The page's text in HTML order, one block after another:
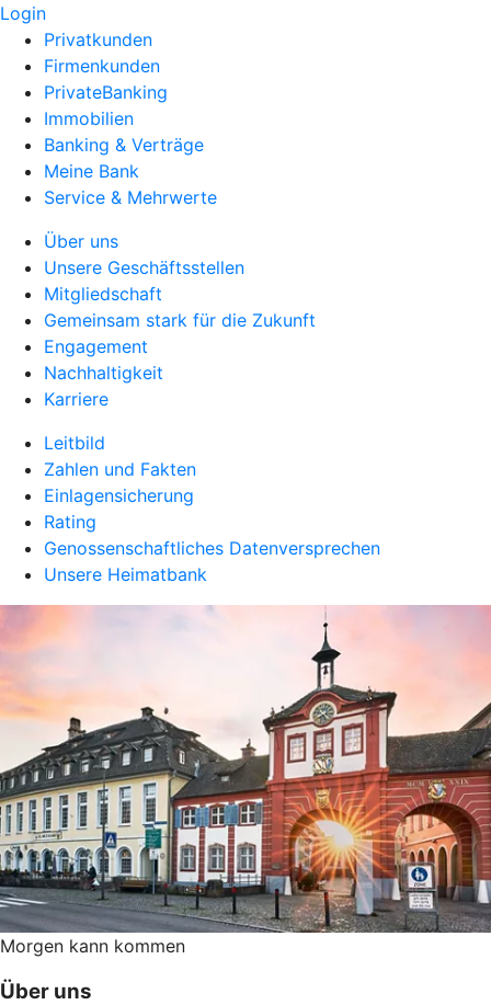
Login
Privatkunden
Firmenkunden
PrivateBanking
Immobilien
Banking & Verträge
Meine Bank
Service & Mehrwerte
Über uns
Unsere Geschäftsstellen
Mitgliedschaft
Gemeinsam stark für die Zukunft
Engagement
Nachhaltigkeit
Karriere
Leitbild
Zahlen und Fakten
Einlagensicherung
Rating
Genossenschaftliches Datenversprechen
Unsere Heimatbank
Morgen kann kommen
Über uns